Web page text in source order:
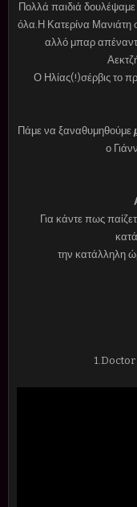
Πολλά παιδιά δουλέψαμε
όλα.Η Κατερίνα Μανιάτη
αλλό μπαρ
Ο Ηλίας(!)σέρβις το
Πάμε να ξαναθυμηθούμε
ο
Για κάντε πως
την κατάλληλη